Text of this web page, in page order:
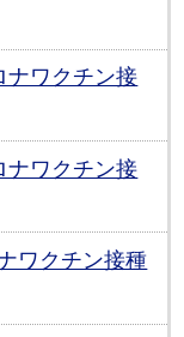
ナワクチン接
ナワクチン接
ワクチン接種